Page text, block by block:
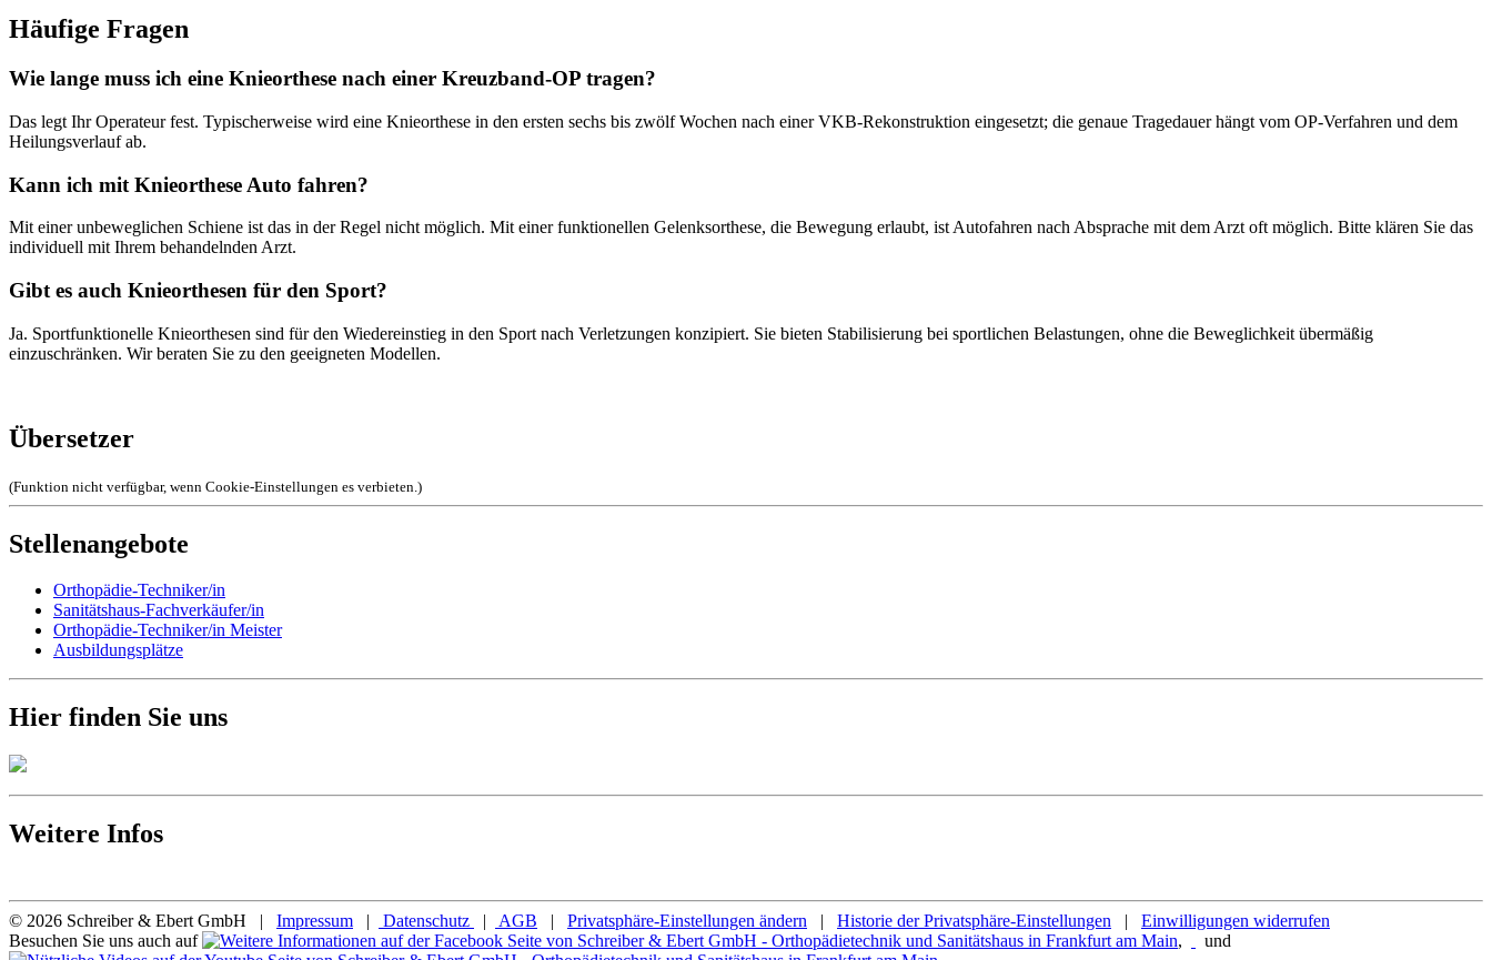
Häufige Fragen
Wie lange muss ich eine Knieorthese nach einer Kreuzband-OP tragen?
Das legt Ihr Operateur fest. Typischerweise wird eine Knieorthese in den ersten sechs bis zwölf Wochen nach einer VKB-Rekonstruktion eingesetzt; die genaue Tragedauer hängt vom OP-Verfahren und dem
Heilungsverlauf ab.
Kann ich mit Knieorthese Auto fahren?
Mit einer unbeweglichen Schiene ist das in der Regel nicht möglich. Mit einer funktionellen Gelenksorthese, die Bewegung erlaubt, ist Autofahren nach Absprache mit dem Arzt oft möglich. Bitte klären Sie das
individuell mit Ihrem behandelnden Arzt.
Gibt es auch Knieorthesen für den Sport?
Ja. Sportfunktionelle Knieorthesen sind für den Wiedereinstieg in den Sport nach Verletzungen konzipiert. Sie bieten Stabilisierung bei sportlichen Belastungen, ohne die Beweglichkeit übermäßig
einzuschränken. Wir beraten Sie zu den geeigneten Modellen.
Übersetzer
(Funktion nicht verfügbar, wenn Cookie-Einstellungen es verbieten.)
Stellenangebote
Orthopädie-Techniker/in
Sanitätshaus-Fachverkäufer/in
Orthopädie-Techniker/in Meister
Ausbildungsplätze
Hier finden Sie uns
Weitere Infos
© 2026 Schreiber & Ebert GmbH | Impressum | Datenschutz | AGB | Privatsphäre-Einstellungen ändern | Historie der Privatsphäre-Einstellungen | Einwilligungen widerrufen
Besuchen Sie uns auch auf
, und